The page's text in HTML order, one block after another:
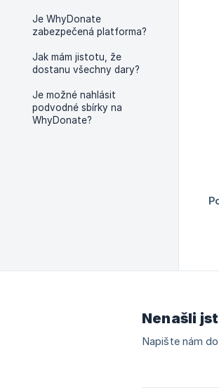
Je WhyDonate
zabezpečená platforma?
Jak mám jistotu, že
dostanu všechny dary?
Je možné nahlásit
podvodné sbírky na
WhyDonate?
Nenašli
Napište nám